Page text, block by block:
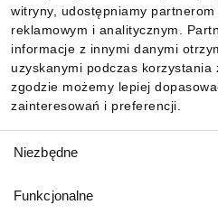
witryny, udostępniamy partnerom
reklamowym i analitycznym.
informacje z innymi danymi
uzyskanymi podczas korzystania
zgodzie możemy lepiej
zainteresowań i preferencji.
zgody
Niezbędne
Funkcjonalne
Pobierz naszą